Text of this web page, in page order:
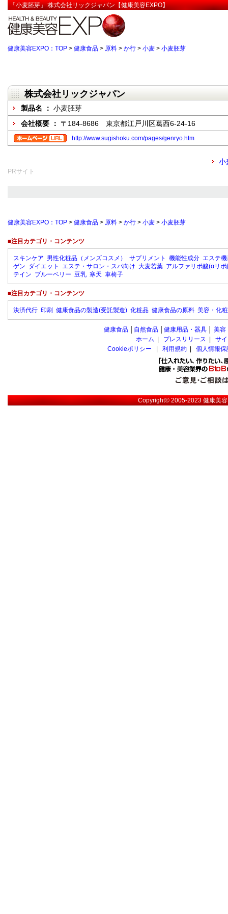
「小麦胚芽」:株式会社リックジャパン【健康美容EXPO】
健康美容EXPO：TOP > 健康食品 > 原料 > か行 > 小麦 > 小麦胚芽
株式会社リックジャパン
製品名 ： 小麦胚芽
会社概要 ： 〒184-8686 東京都江戸川区葛西6-24-16
http://www.sugishoku.com/pages/genryo.htm
小
PRサイト
健康美容EXPO：TOP > 健康食品 > 原料 > か行 > 小麦 > 小麦胚芽
■注目カテゴリ・コンテンツ
スキンケア 男性化粧品（メンズコスメ） サプリメント 機能性成分 エステ
ゲン ダイエット エステ・サロン・スパ向け 大麦若葉 アルファリポ酸(αリポ
テイン ブルーベリー 豆乳 寒天 車椅子
■注目カテゴリ・コンテンツ
決済代行 印刷 健康食品の製造(受託製造) 化粧品 健康食品の原料 美容・化
健康食品 自然食品 健康用品・器具 美容
ホーム
プレスリリース
サ
Cookieポリシー
利用規約 個人情報
Copyright© 2005-2023健康美